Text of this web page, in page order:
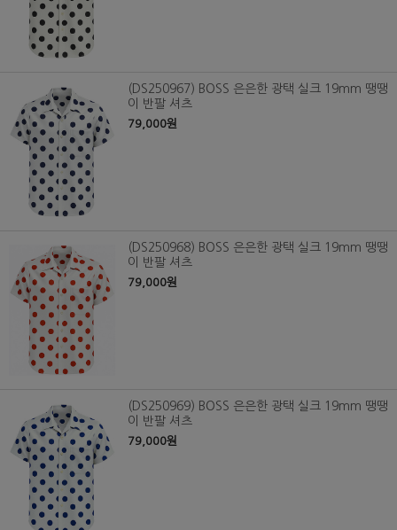
(DS250967) BOSS 은은한 광택 실크 19mm 땡땡
이 반팔 셔츠
79,000원
(DS250968) BOSS 은은한 광택 실크 19mm 땡땡
이 반팔 셔츠
79,000원
(DS250969) BOSS 은은한 광택 실크 19mm 땡땡
이 반팔 셔츠
79,000원